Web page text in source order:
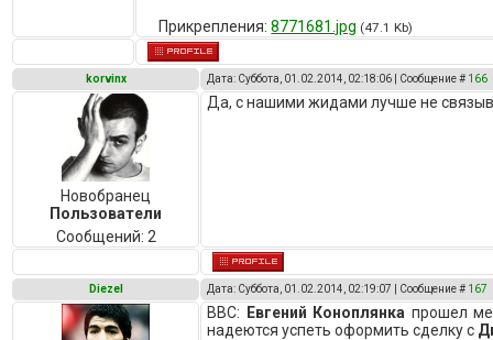
Прикрепления:8771681.jpg (47.1 Kb)
korvinx Дата: Суббота, 01.02.2014, 02:18:06 | Сообщение # 166
Новобранец
Пользователи
Сообщений: 2
Да, с нашими жидами лучше не
Diezel Дата: Суббота, 01.02.2014, 02:19:07 | Сообщение # 167
BBC: Евгений Коноплянка прошел
надеются успеть оформить сделку с